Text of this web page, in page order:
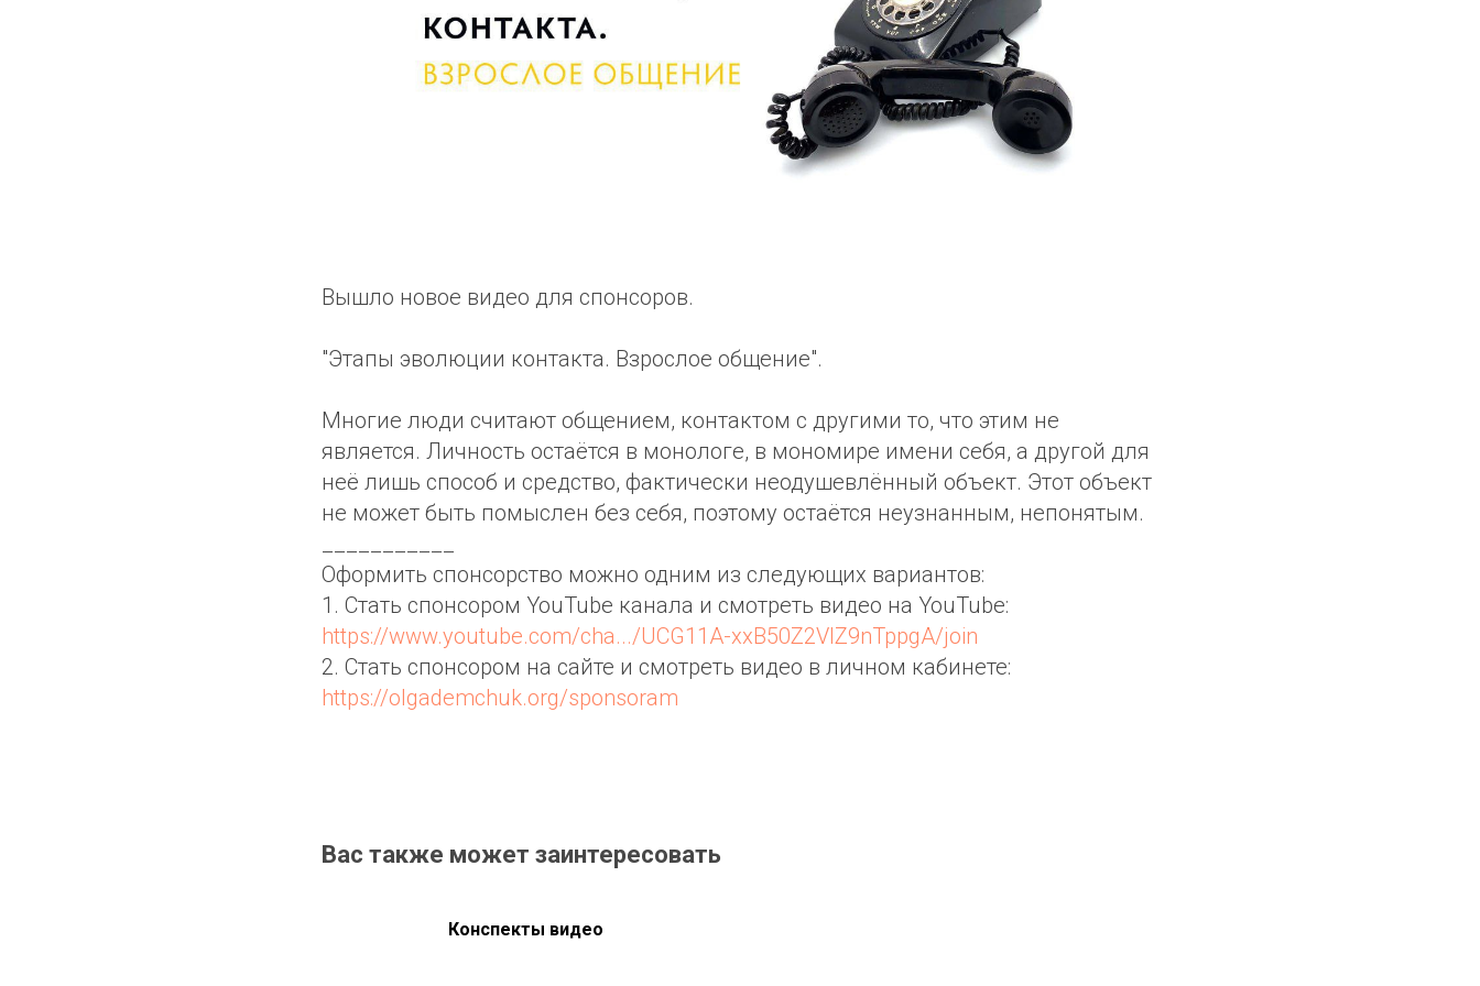
Вышло новое видео для спонсоров.
"Этапы эволюции контакта. Взрослое общение".
Многие люди считают общением, контактом с другими то, что этим не
является. Личность остаётся в монологе, в мономире имени себя, а другой для
неё лишь способ и средство, фактически неодушевлённый объект. Этот объект
не может быть помыслен без себя, поэтому остаётся неузнанным, непонятым.
Оформить спонсорство можно одним из следующих вариантов:
1. Стать спонсором YouTube канала и смотреть видео на YouTube:
https://www.youtube.com/cha.../UCG11A-xxB50Z2VIZ9nTppgA/join
2. Стать спонсором на сайте и смотреть видео в личном кабинете:
https://olgademchuk.org/sponsoram
Вас также может заинтересовать
Конспекты видео